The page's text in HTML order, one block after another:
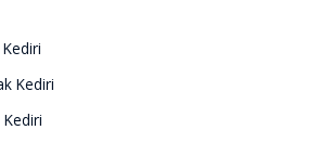
Kediri